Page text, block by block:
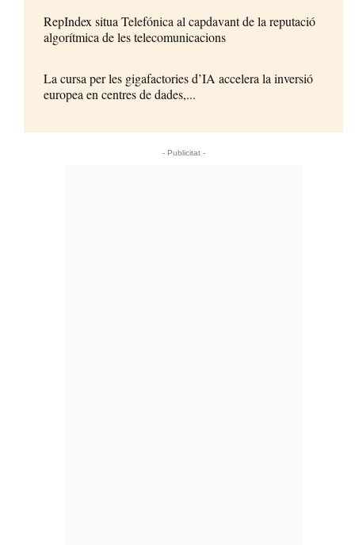
RepIndex situa Telefónica al capdavant de la reputació
algorítmica de les telecomunicacions
La cursa per les gigafactories d’IA accelera la inversió
europea en centres de dades,...
- Publicitat -